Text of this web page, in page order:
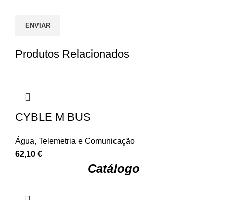
Produtos Relacionados
CYBLE M BUS
Água, Telemetria e Comunicação
62,10 €
Catálogo